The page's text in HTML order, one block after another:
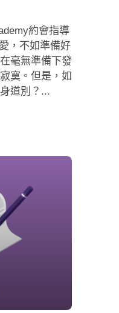
約會指導
，不如準備好
毫無準備下發
寞。但是，如
道別？...